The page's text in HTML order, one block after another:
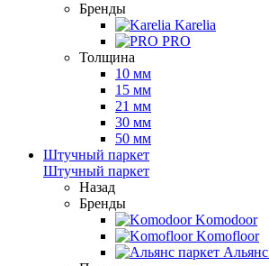
Бренды
Karelia
PRO
Толщина
10 мм
15 мм
21 мм
30 мм
50 мм
Штучный паркет
Штучный паркет
Назад
Бренды
Komodoor
Komofloor